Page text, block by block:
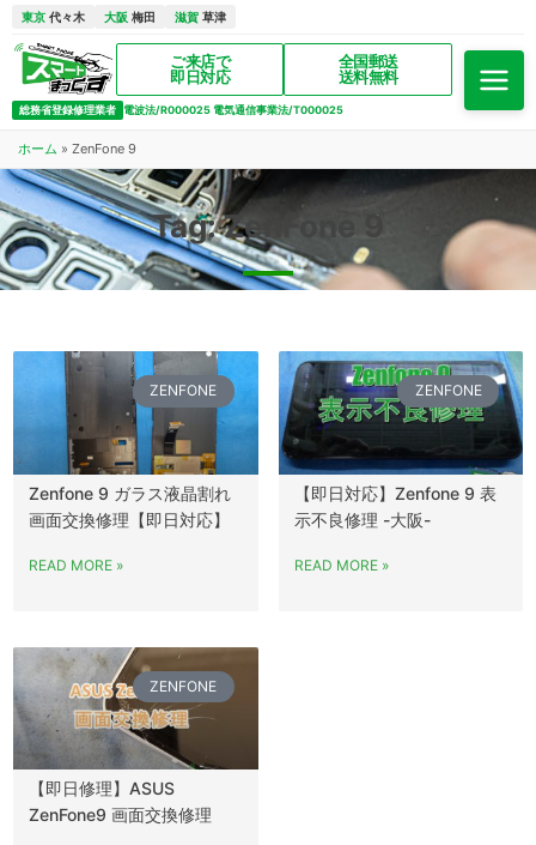
東京 代々木 大阪 梅田 滋賀 草津
ご来店で
即日対応
全国郵送
送料無料
総務省登録修理業者 電波法/R000025 電気通信事業法/T000025
ホーム » ZenFone 9
Tag: ZenFone 9
ZENFONE
Zenfone 9 ガラス液晶割れ
画面交換修理【即日対応】
READ MORE »
ZENFONE
【即日対応】Zenfone 9 表
示不良修理 -大阪-
READ MORE »
ZENFONE
【即日修理】ASUS
ZenFone9 画面交換修理